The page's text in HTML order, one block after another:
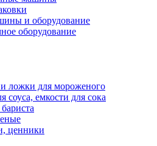
и оборудование
оборудование
ложки для мороженого
соуса, емкости для сока
ценники